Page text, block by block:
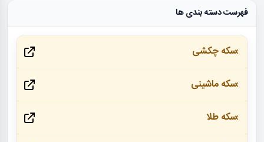
فهرست دسته بندی ها
سکه چکشی
سکه ماشینی
سکه طلا